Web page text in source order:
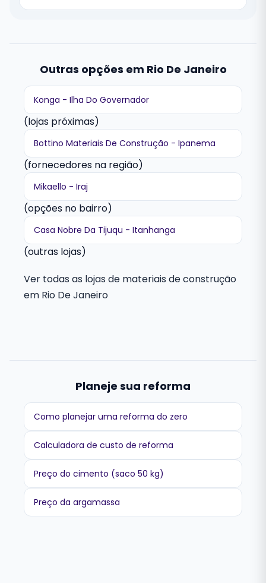
Outras opções em Rio De Janeiro
Konga - Ilha Do Governador
(lojas próximas)
Bottino Materiais De Construção - Ipanema
(fornecedores na região)
Mikaello - Iraj
(opções no bairro)
Casa Nobre Da Tijuqu - Itanhanga
(outras lojas)
Ver todas as lojas de materiais de construção
em Rio De Janeiro
Planeje sua reforma
Como planejar uma reforma do zero
Calculadora de custo de reforma
Preço do cimento (saco 50 kg)
Preço da argamassa